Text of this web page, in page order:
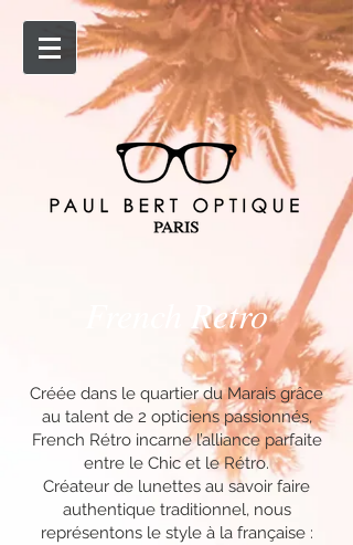
French Retro
Créée dans le quartier du Marais grâce
au talent de 2 opticiens passionnés,
French Rétro incarne l’alliance parfaite
entre le Chic et le Rétro.
Créateur de lunettes au savoir faire
authentique traditionnel, nous
représentons le style à la française :